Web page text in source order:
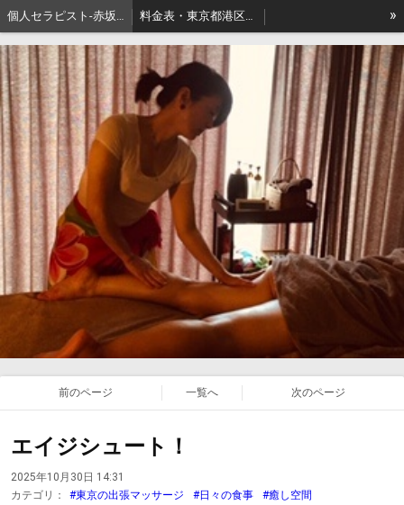
個人セラピスト-赤坂､出張リンパマッサージはアロマセジュール東京 料金表・東京都港区－本格派出張アロマオイルマッサージはセジュールへ
セジュールオーナーセラピスト健康ブログ
»
前のページ 一覧へ 次のページ
エイジシュート！
2025年10月30日 14:31
カテゴリ：
#東京の出張マッサージ #日々の食事
#癒し空間